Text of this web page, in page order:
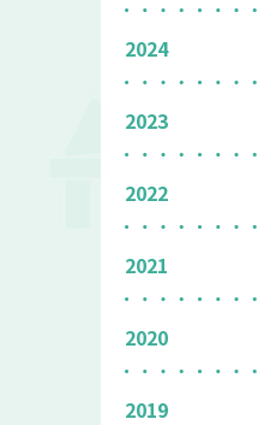
2024
2023
2022
2021
2020
2019